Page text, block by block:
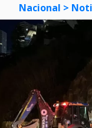
Nacional >